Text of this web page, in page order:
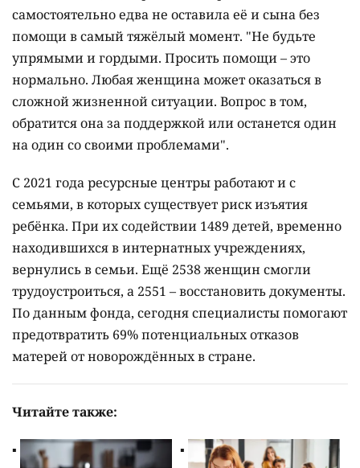
предоставили арендную квартиру в новом доме.
Сотрудники центра помогли с переездом и
обустройством.
Сегодня Инна воспитывает сына и говорит, что
после пережитого стала увереннее смотреть в
будущее. По её словам, главным уроком стало
понимание: просьба о помощи – не проявление
слабости, а возможность выйти из кризиса.
Инна считает, что привычка справляться со всем
самостоятельно едва не оставила её и сына без
помощи в самый тяжёлый момент. "Не будьте
упрямыми и гордыми. Просить помощи – это
нормально. Любая женщина может оказаться в
сложной жизненной ситуации. Вопрос в том,
обратится она за поддержкой или останется один
на один со своими проблемами".
С 2021 года ресурсные центры работают и с
ребёнка. При их содействии 1489 детей, временно